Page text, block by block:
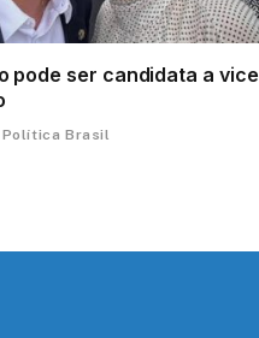
pode ser candidata a vice
Política Brasil